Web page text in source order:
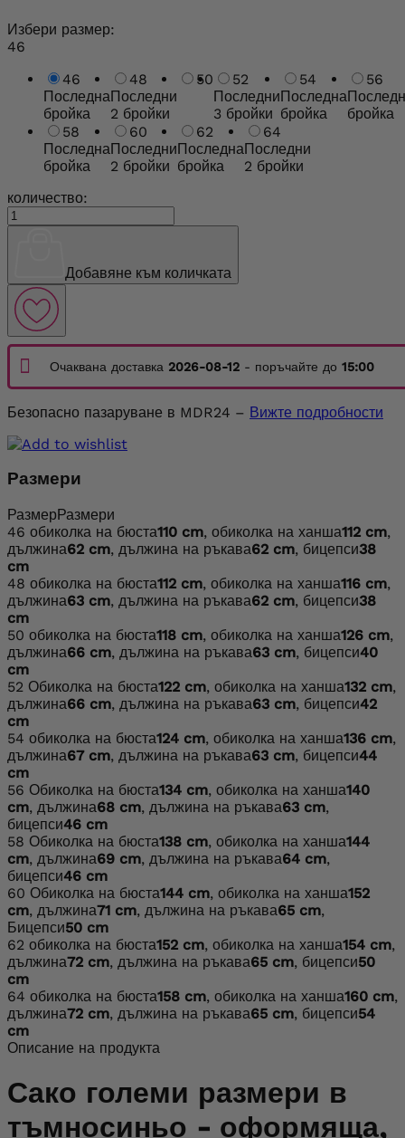
Избери размер:
46
46
Последна
бройка
48
Последни
2 бройки
50
52
Последни
3 бройки
54
Последна
бройка
56
бройка
58
Последна
бройка
60
Последни
2 бройки
62
Последна
бройка
64
Последни
2 бройки
количество:
Добавяне към количката
Очаквана доставка 2026-08-12 - поръчайте до 15:00
Безопасно пазаруване в MDR24 – Вижте подробности
Размери
РазмерРазмери
46 обиколка на бюста110 cm, обиколка на ханша112 cm,
дължина62 cm, дължина на ръкава62 cm, бицепси38
cm
48 обиколка на бюста112 cm, обиколка на ханша116 cm,
дължина63 cm, дължина на ръкава62 cm, бицепси38
cm
50 обиколка на бюста118 cm, обиколка на ханша126 cm,
дължина66 cm, дължина на ръкава63 cm, бицепси40
cm
52 Обиколка на бюста122 cm, обиколка на ханша132 cm,
дължина66 cm, дължина на ръкава63 cm, бицепси42
cm
54 обиколка на бюста124 cm, обиколка на ханша136 cm,
дължина67 cm, дължина на ръкава63 cm, бицепси44
cm
56 Обиколка на бюста134 cm, обиколка на ханша140
cm, дължина68 cm, дължина на ръкава63 cm,
бицепси46 cm
58 Обиколка на бюста138 cm, обиколка на ханша144
cm, дължина69 cm, дължина на ръкава64 cm,
бицепси46 cm
60 Обиколка на бюста144 cm, обиколка на ханша152
cm, дължина71 cm, дължина на ръкава65 cm,
Бицепси50 cm
62 обиколка на бюста152 cm, обиколка на ханша154 cm,
дължина72 cm, дължина на ръкава65 cm, бицепси50
cm
64 обиколка на бюста158 cm, обиколка на ханша160 cm,
дължина72 cm, дължина на ръкава65 cm, бицепси54
cm
Описание на продукта
сако големи размери в
тъмносиньо - оформяща,